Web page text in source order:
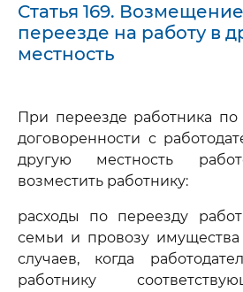
Статья 169.
переезде на работу в
местность
При переезде работника по
договоренности с
другую местность
возместить работнику:
расходы по переезду
семьи и провозу
случаев, когда
работнику